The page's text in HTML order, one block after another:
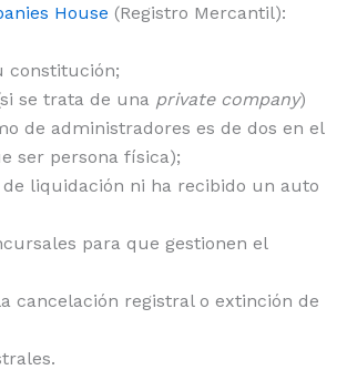
House (Registro Mercantil):
constitución;
se trata de una private company)
de administradores es de dos en el
ser persona física);
liquidación ni ha recibido un auto
para que gestionen el
cancelación registral o extinción de